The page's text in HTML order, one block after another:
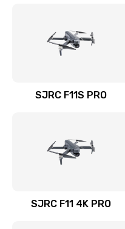
SJRC F11S PRO
SJRC F11 4K PRO